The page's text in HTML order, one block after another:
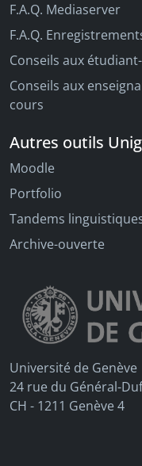
F.A.Q. Mediaserver
F.A.Q.
Conseils aux
Conseils aux
cours
Autres outils
Moodle
Portfolio
Tandems
Archive-ouverte
Université de Genève
24 rue du Général-
CH - 1211 Genève 4